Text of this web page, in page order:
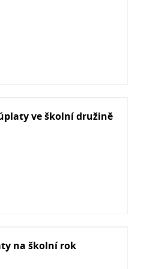
ve školní družině
na školní rok